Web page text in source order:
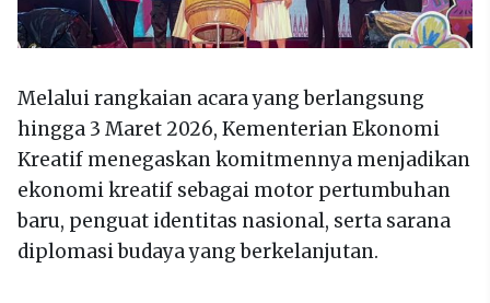
Melalui rangkaian acara yang berlangsung
hingga 3 Maret 2026, Kementerian Ekonomi
Kreatif menegaskan komitmennya menjadikan
ekonomi kreatif sebagai motor pertumbuhan
baru, penguat identitas nasional, serta sarana
diplomasi budaya yang berkelanjutan.